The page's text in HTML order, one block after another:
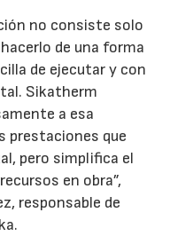
no consiste solo
de una forma
de ejecutar y con
Sikatherm
a esa
prestaciones que
pero simplifica el
en obra”,
responsable de